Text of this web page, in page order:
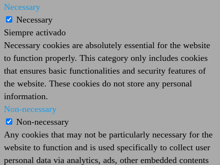
Necessary
Necessary
Siempre activado
Necessary cookies are absolutely essential for the website
to function properly. This category only includes cookies
that ensures basic functionalities and security features of
the website. These cookies do not store any personal
information.
Non-necessary
Non-necessary
Any cookies that may not be particularly necessary for the
website to function and is used specifically to collect user
personal data via analytics, ads, other embedded contents